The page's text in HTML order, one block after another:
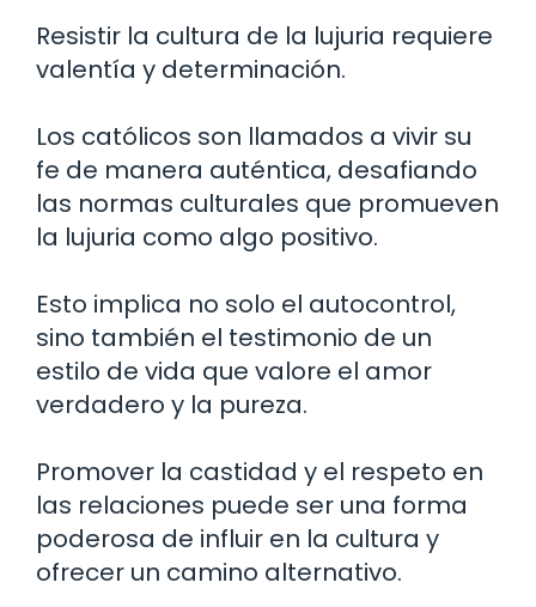
Resistir la cultura de la lujuria requiere
valentía y determinación.
Los católicos son llamados a vivir su
fe de manera auténtica, desafiando
las normas culturales que promueven
la lujuria como algo positivo.
Esto implica no solo el autocontrol,
sino también el testimonio de un
estilo de vida que valore el amor
verdadero y la pureza.
Promover la castidad y el respeto en
las relaciones puede ser una forma
poderosa de influir en la cultura y
ofrecer un camino alternativo.